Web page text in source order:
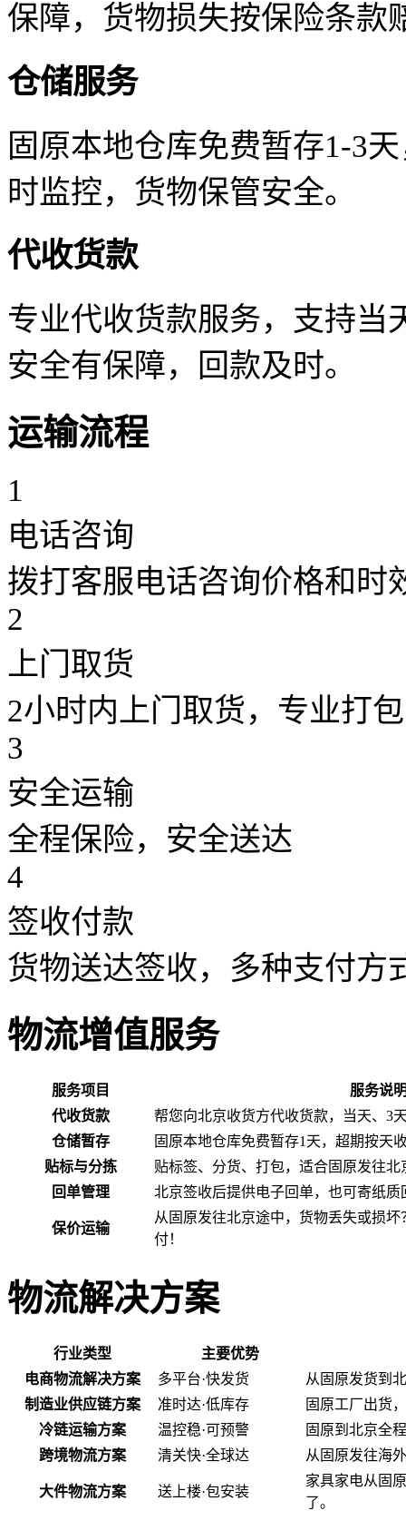
保障，货物损失按保险条款
仓储服务
固原本地仓库免费暂存1-3
时监控，货物保管安全。
代收货款
专业代收货款服务，支持当
安全有保障，回款及时。
运输流程
1
电话咨询
拨打客服电话咨询价格和时
2
上门取货
2小时内上门取货，专业打包
3
安全运输
全程保险，安全送达
4
签收付款
货物送达签收，多种支付方
物流增值服务
服务项目
服务说
代收货款
帮您向北京收货方代收货款，当天、3
仓储暂存
固原本地仓库免费暂存1天，超期按天
贴标与分拣
贴标签、分货、打包，适合固原发往
回单管理
北京签收后提供电子回单，也可寄纸质
保价运输
从固原发往北京途中，货物丢失或损
付！
物流解决方案
行业类型
主要优势
电商物流解决方案
多平台·快发货
从固原发货到
制造业供应链方案
准时达·低库存
固原工厂出货
冷链运输方案
温控稳·可预警
固原到北京全
跨境物流方案
清关快·全球达 从固原发往海
大件物流方案 送上楼·包安装
家具家电从固
了。